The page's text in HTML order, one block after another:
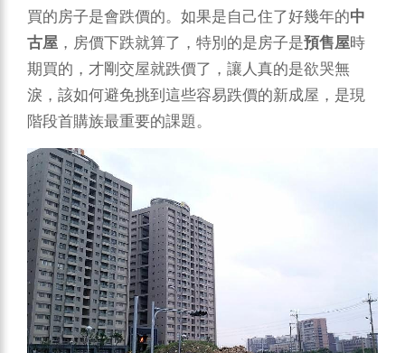
買的房子是會跌價的。如果是自己住了好幾年的中
古屋 ，房價下跌就算了，特別的是房子是預售屋時
期買的，才剛交屋就跌價了，讓人真的是欲哭無
淚，該如何避免挑到這些容易跌價的新成屋，是現
階段首購族最重要的課題。